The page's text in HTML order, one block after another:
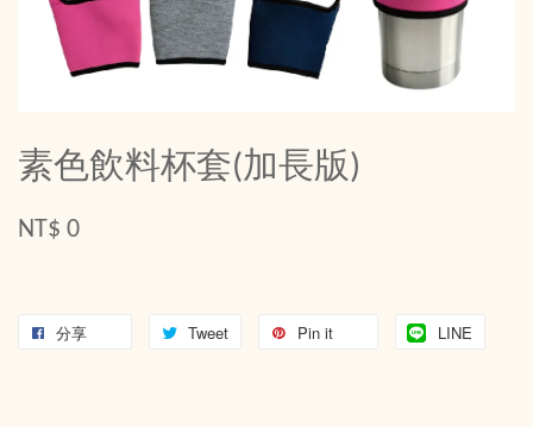
素色飲料杯套(加長版)
NT$ 0
分享 Tweet Pin it LINE